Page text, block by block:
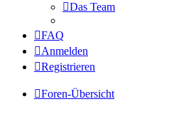
Das Team
FAQ
Anmelden
Registrieren
Foren-Übersicht